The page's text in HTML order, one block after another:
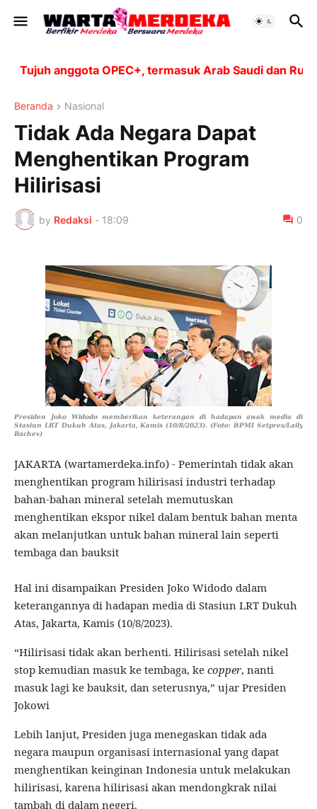
Tujuh anggota OPEC+, termasuk Arab Saudi dan Rusia,
Beranda Nasional
Tidak Ada Negara Dapat
Menghentikan Program
Hilirisasi
by Redaksi - 18:09 0
Presiden Joko Widodo memberikan keterangan di hadapan awak media di
Stasiun LRT Dukuh Atas, Jakarta, Kamis (10/8/2023). (Foto: BPMI Setpres/Laily
Rachev)
JAKARTA (wartamerdeka.info) - Pemerintah tidak akan
menghentikan program hilirisasi industri terhadap
bahan-bahan mineral setelah memutuskan
menghentikan ekspor nikel dalam bentuk bahan menta
akan melanjutkan untuk bahan mineral lain seperti
tembaga dan bauksit
Hal ini disampaikan Presiden Joko Widodo dalam
keterangannya di hadapan media di Stasiun LRT Dukuh
Atas, Jakarta, Kamis (10/8/2023).
“Hilirisasi tidak akan berhenti. Hilirisasi setelah nikel
stop kemudian masuk ke tembaga, ke copper, nanti
masuk lagi ke bauksit, dan seterusnya,” ujar Presiden
Jokowi
Lebih lanjut, Presiden juga menegaskan tidak ada
negara maupun organisasi internasional yang dapat
menghentikan keinginan Indonesia untuk melakukan
hilirisasi, karena hilirisasi akan mendongkrak nilai
tambah di dalam negeri.